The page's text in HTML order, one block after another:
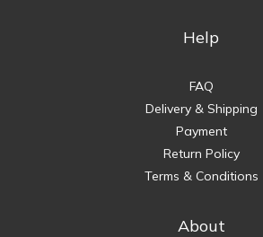
Help
FAQ
Delivery & Shipping
Payment
Return Policy
Terms & Conditions
About